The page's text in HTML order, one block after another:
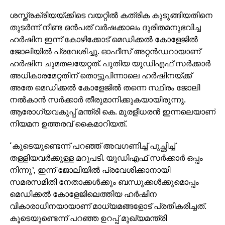
ശസ്ത്രക്രിയയ്ക്കിടെ വയറ്റില്‍ കത്രിക കുടുങ്ങിയതിനെ
തുടര്‍ന്ന് നീണ്ട ഒന്‍പത് വര്‍ഷക്കാലം ദുരിതമനുഭവിച്ച
ഹര്‍ഷിന ഇന്ന് കോഴിക്കോട് മെഡിക്കല്‍ കോളേജില്‍
ജോലിയില്‍ പ്രവേശിച്ചു. ഓഫീസ് അറ്റന്‍ഡറായാണ്
ഹര്‍ഷിന ചുമതലയേറ്റത്. പുതിയ യുഡിഎഫ് സര്‍ക്കാര്‍
അധികാരമേറ്റതിന് തൊട്ടുപിന്നാലെ ഹര്‍ഷിനയ്ക്ക്
അതേ മെഡിക്കല്‍ കോളേജില്‍ തന്നെ സ്ഥിരം ജോലി
നല്‍കാന്‍ സര്‍ക്കാര്‍ തീരുമാനിക്കുകയായിരുന്നു.
ആരോഗ്യവകുപ്പ് മന്ത്രി കെ. മുരളീധരന്‍ ഇന്നലെയാണ്
നിയമന ഉത്തരവ് കൈമാറിയത്.
‘കൂടെയുണ്ടെന്ന് പറഞ്ഞ് അവഗണിച്ച് പുച്ഛിച്ച്
തള്ളിയവര്‍ക്കുള്ള മറുപടി. യുഡിഎഫ് സര്‍ക്കാര്‍ ഒപ്പം
നിന്നു’, ഇന്ന് ജോലിയില്‍ പ്രവേശിക്കാനായി
സമരസമിതി നേതാക്കള്‍ക്കും ബന്ധുക്കള്‍ക്കുമൊപ്പം
മെഡിക്കല്‍ കോളേജിലെത്തിയ ഹര്‍ഷിന
വികാരാധീനയായാണ് മാധ്യമങ്ങളോട് പ്രതികരിച്ചത്.
കൂടെയുണ്ടെന്ന് പറഞ്ഞ ഉറപ്പ് മുഖ്യമന്ത്രി